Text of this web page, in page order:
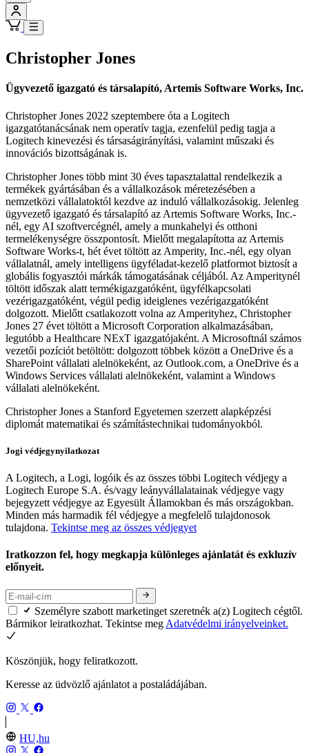
Christopher Jones
Ügyvezető igazgató és társalapító, Artemis Software Works, Inc.
Christopher Jones 2022 szeptembere óta a Logitech
igazgatótanácsának nem operatív tagja, ezenfelül pedig tagja a
Logitech kinevezési és társaságirányítási, valamint műszaki és
innovációs bizottságának is.
Christopher Jones több mint 30 éves tapasztalattal rendelkezik a
termékek gyártásában és a vállalkozások méretezésében a
nemzetközi vállalatoktól kezdve az induló vállalkozásokig. Jelenleg
ügyvezető igazgató és társalapító az Artemis Software Works, Inc.-
nél, egy AI szoftvercégnél, amely a munkahelyi és otthoni
termelékenységre összpontosít. Mielőtt megalapította az Artemis
Software Works-t, hét évet töltött az Amperity, Inc.-nél, egy olyan
vállalatnál, amely intelligens ügyféladat-kezelő platformot biztosít a
globális fogyasztói márkák támogatásának céljából. Az Amperitynél
töltött időszak alatt termékigazgatóként, ügyfélkapcsolati
vezérigazgatóként, végül pedig ideiglenes vezérigazgatóként
dolgozott. Mielőtt csatlakozott volna az Amperityhez, Christopher
Jones 27 évet töltött a Microsoft Corporation alkalmazásában,
legutóbb a Healthcare NExT igazgatójaként. A Microsoftnál számos
vezetői pozíciót betöltött: dolgozott többek között a OneDrive és a
SharePoint vállalati alelnökeként, az Outlook.com, a OneDrive és a
Windows Services vállalati alelnökeként, valamint a Windows
vállalati alelnökeként.
Christopher Jones a Stanford Egyetemen szerzett alapképzési
diplomát matematikai és számítástechnikai tudományokból.
Jogi védjegynyilatkozat
A Logitech, a Logi, logóik és az összes többi Logitech védjegy a
Logitech Europe S.A. és/vagy leányvállalatainak védjegye vagy
bejegyzett védjegye az Egyesült Államokban és más országokban.
Minden más harmadik fél védjegye a megfelelő tulajdonosok
tulajdona. Tekintse meg az összes védjegyet
Iratkozzon fel, hogy megkapja különleges ajánlatát és exkluzív
előnyeit.
Személyre szabott marketinget szeretnék a(z) Logitech cégtől.
Bármikor leiratkozhat. Tekintse meg Adatvédelmi irányelveinket.
Köszönjük, hogy feliratkozott.
Keresse az üdvözlő ajánlatot a postaládájában.
HU,hu